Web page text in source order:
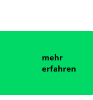
mehr
erfahren